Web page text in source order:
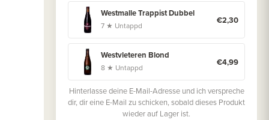
Westmalle Trappist Dubbel
7 ★ Untappd €2,30
Westvleteren Blond
8 ★ Untappd €4,99
Hinterlasse deine E-Mail-Adresse und ich verspreche
dir, dir eine E-Mail zu schicken, sobald dieses Produkt
wieder auf Lager ist.